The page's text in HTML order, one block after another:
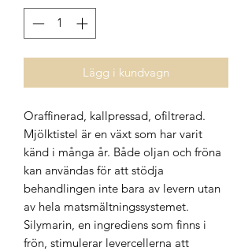
Lägg i kundvagn
Oraffinerad, kallpressad, ofiltrerad.
Mjölktistel är en växt som har varit
känd i många år. Både oljan och fröna
kan användas för att stödja
behandlingen inte bara av levern utan
av hela matsmältningssystemet.
Silymarin, en ingrediens som finns i
frön, stimulerar levercellerna att